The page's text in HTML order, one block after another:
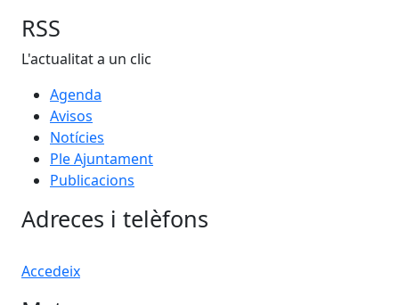
RSS
L'actualitat a un clic
Agenda
Avisos
Notícies
Ple Ajuntament
Publicacions
Adreces i telèfons
Accedeix